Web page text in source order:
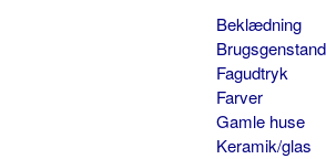
Beklædning
Fagudtryk
Farver
Gamle huse
Keramik/glas